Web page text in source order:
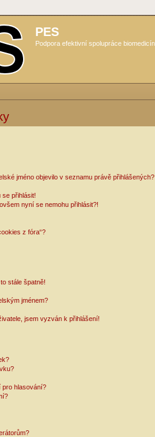
PES
Podpora efektivní spolupráce
jméno objevilo v seznamu právě přihlášených?
se přihlásit!
nyní se nemohu přihlásit?!
z fóra“?
stále špatně!
jménem?
jsem vyzván k přihlášení!
pro hlasování?